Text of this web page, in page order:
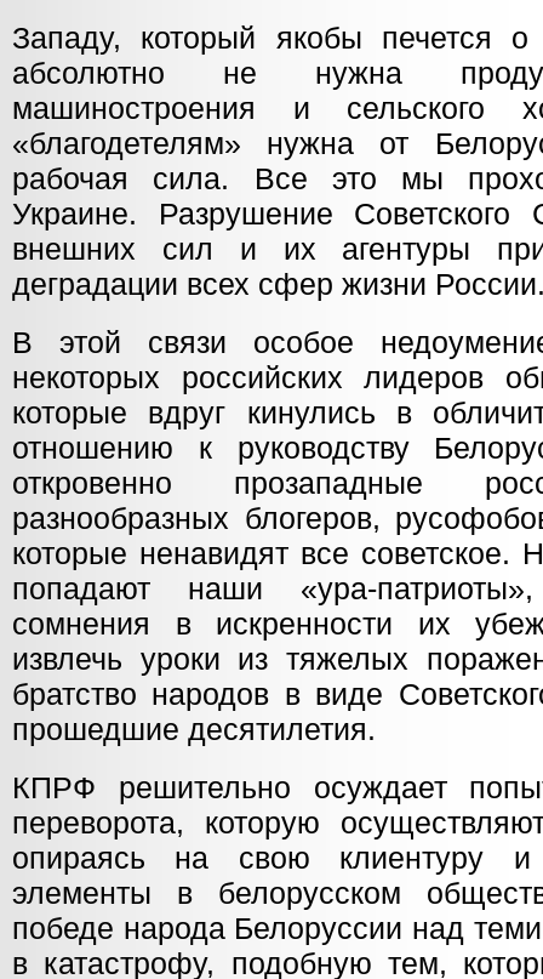
Западу, который якобы печется о
абсолютно не нужна
машиностроения и сельского
«благодетелям» нужна от
рабочая сила. Все это мы
Украине. Разрушение
внешних сил и их агентуры
деградации всех сфер жизни
В этой связи особое
некоторых российских лидеров
которые вдруг кинулись в
отношению к руководству
откровенно прозападные
разнообразных блогеров,
которые ненавидят все советское.
попадают наши «ура-
сомнения в искренности их
извлечь уроки из тяжелых
братство народов в виде
прошедшие десятилетия.
КПРФ решительно осуждает
переворота, которую
опираясь на свою клиентуру и
элементы в белорусском
победе народа Белоруссии над теми,
в катастрофу, подобную тем,